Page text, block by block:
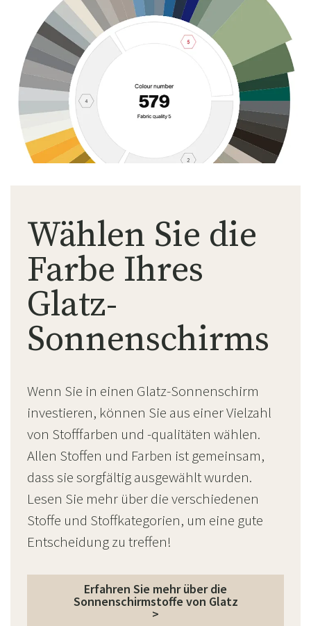
Wählen Sie die
Farbe Ihres
Glatz-
Sonnenschirms
Wenn Sie in einen Glatz-Sonnenschirm
investieren, können Sie aus einer Vielzahl
von Stofffarben und -qualitäten wählen.
Allen Stoffen und Farben ist gemeinsam,
dass sie sorgfältig ausgewählt wurden.
Lesen Sie mehr über die verschiedenen
Stoffe und Stoffkategorien, um eine gute
Entscheidung zu treffen!
Erfahren Sie mehr über die
Sonnenschirmstoffe von Glatz
>